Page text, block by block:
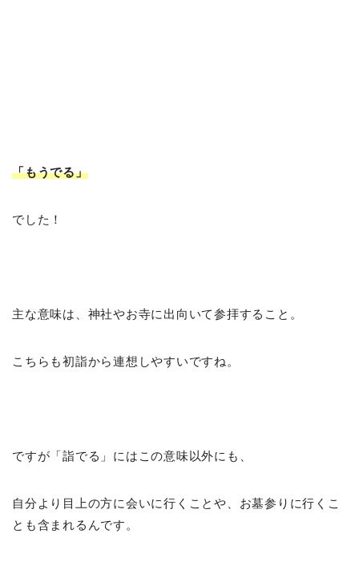
「もうでる」
でした！
主な意味は、神社やお寺に出向いて参拝すること。
こちらも初詣から連想しやすいですね。
ですが「詣でる」にはこの意味以外にも、
自分より目上の方に会いに行くことや、お墓参りに行くこ
とも含まれるんです。